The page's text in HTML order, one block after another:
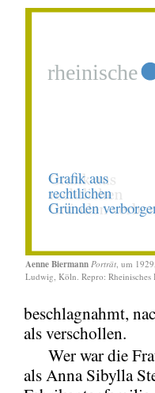
Aenne Biermann Porträt , um
Ludwig, Köln. Repro:
beschlagnahmt,
als verschollen.
Wer war die
als Anna Sibylla